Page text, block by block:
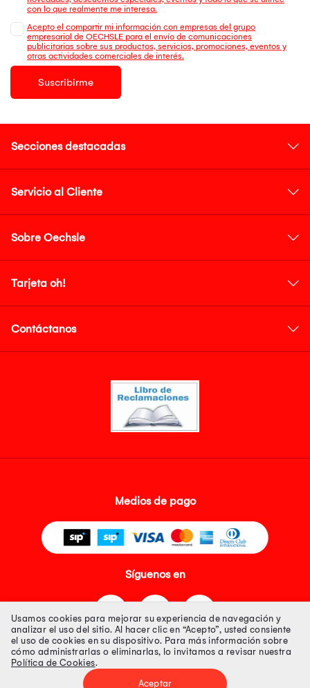
con lo que realmente me interesa.
Acepto el compartir mi información con empresas del grupo
empresarial de OECHSLE para el envío de comunicaciones
publicitarias sobre sus productos, servicios, promociones, eventos y
otras actividades comerciales de interés.
Suscribirme
Secciones destacadas
Servicio al Cliente
Sobre Oechsle
Tarjeta oh!
Contáctanos
Medios de pago
Síguenos en
Tienda 100% Segura
Usamos cookies para mejorar su experiencia de navegación y
analizar el uso del sitio. Al hacer clic en “Acepto”, usted consiente
el uso de cookies en su dispositivo. Para más información sobre
cómo administrarlas o eliminarlas, lo invitamos a revisar nuestra
Política de Cookies.
Aceptar